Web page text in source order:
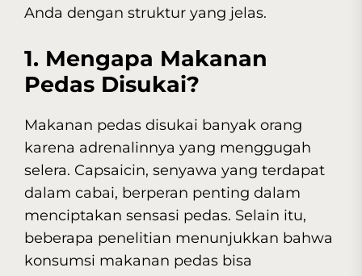
Anda dengan struktur yang jelas.
1. Mengapa Makanan
Pedas Disukai?
Makanan pedas disukai banyak orang
karena adrenalinnya yang menggugah
selera. Capsaicin, senyawa yang terdapat
dalam cabai, berperan penting dalam
menciptakan sensasi pedas. Selain itu,
beberapa penelitian menunjukkan bahwa
konsumsi makanan pedas bisa